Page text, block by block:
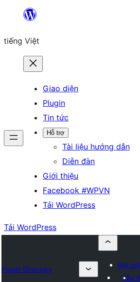
Chuyển
phần
tiếng Việt
Giao diện
Plugin
Tin tức
Hỗ trợ
Tài liệu hướng dẫn
Diễn đàn
Giới thiệu
Facebook #WPVN
Tải WordPress
Tải WordPress
Plugin Directory
Gửi
Yêu